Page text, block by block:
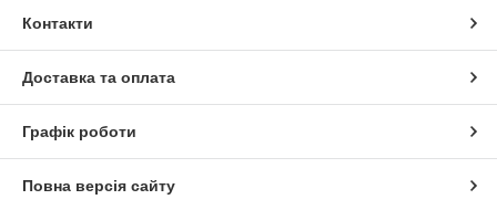
Контакти
Доставка та оплата
Графік роботи
Повна версія сайту